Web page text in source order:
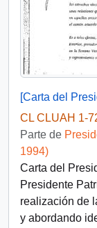
[Carta del
CL CLUAH 1-
Parte de
1994)
Carta del
Presidente
realización de
y abordando